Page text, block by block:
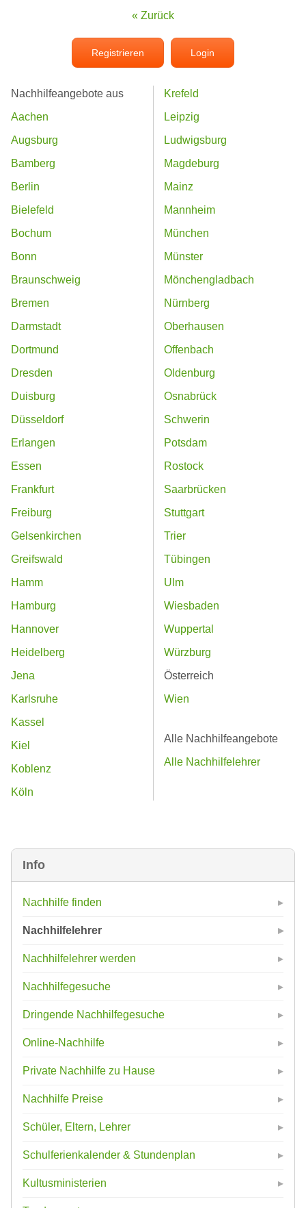
Info
Nachhilfe finden
Nachhilfelehrer
Nachhilfelehrer werden
Nachhilfegesuche
Dringende Nachhilfegesuche
Online-Nachhilfe
Private Nachhilfe zu Hause
Nachhilfe Preise
Schüler, Eltern, Lehrer
Schulferienkalender & Stundenplan
Kultusministerien
« Zurück
Registrieren Login
Nachhilfeangebote aus
Aachen
Augsburg
Bamberg
Berlin
Bielefeld
Bochum
Bonn
Braunschweig
Bremen
Darmstadt
Dortmund
Dresden
Duisburg
Düsseldorf
Erlangen
Essen
Frankfurt
Freiburg
Gelsenkirchen
Greifswald
Hamm
Hamburg
Hannover
Heidelberg
Jena
Karlsruhe
Kassel
Kiel
Koblenz
Köln
Krefeld
Leipzig
Ludwigsburg
Magdeburg
Mainz
Mannheim
München
Münster
Mönchengladbach
Nürnberg
Oberhausen
Offenbach
Oldenburg
Osnabrück
Schwerin
Potsdam
Rostock
Saarbrücken
Stuttgart
Trier
Tübingen
Ulm
Wiesbaden
Wuppertal
Würzburg
Österreich
Wien
Alle Nachhilfeangebote
Alle Nachhilfelehrer